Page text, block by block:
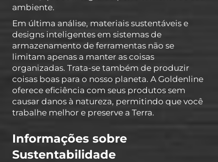
ambiente.
Em última análise, materiais sustentáveis e
designs inteligentes em sistemas de
armazenamento de ferramentas não se
limitam apenas a manter as coisas
organizadas. Trata-se também de produzir
coisas boas para o nosso planeta. A Goldenline
oferece eficiência com seus produtos sem
causar danos à natureza, permitindo que você
trabalhe melhor e preserve a Terra.
Informações sobre
Sustentabilidade